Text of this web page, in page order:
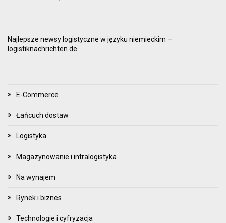
Najlepsze newsy logistyczne w języku niemieckim –
logistiknachrichten.de
E-Commerce
Łańcuch dostaw
Logistyka
Magazynowanie i intralogistyka
Na wynajem
Rynek i biznes
Technologie i cyfryzacja